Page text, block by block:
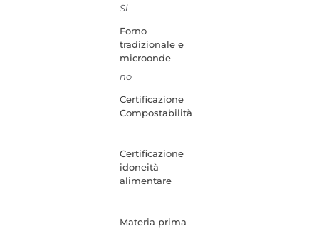
Si
Forno
tradizionale e
microonde
no
Certificazione
Compostabilità
Certificazione
idoneità
alimentare
Materia prima